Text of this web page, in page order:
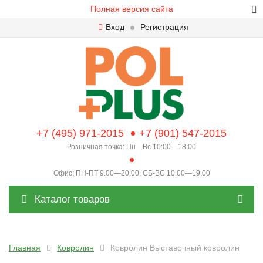
Полная версия сайта
Вход
Регистрация
+7 (495) 971-2015 +7 (901) 547-2015
Розничная точка: Пн—Вс 10:00—18:00
Офис: ПН-ПТ 9.00—20.00, СБ-ВС 10.00—19.00
Каталог товаров
Главная Ковролин Ковролин Выставочный ковролин